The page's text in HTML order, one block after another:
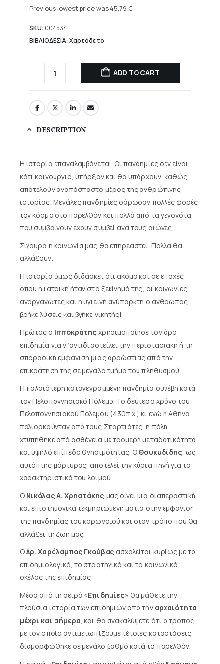
76,32 €.
price
45,79 €.
Previous lowest price was45,79 €.
SKU: 004534
ΒΙΒΛΙΟΔΕΣΙΑ: Χαρτόδετο
ADD TO CART
DESCRIPTION
Η ιστορία επαναλαμβάνεται. Οι πανδημίες δεν είναι
κάτι καινούργιο, υπήρξαν και θα υπάρχουν, καθώς
αποτελούν αναπόσπαστο μέρος της ανθρώπινης
ιστορίας. Μεγάλες πανδημίες σάρωσαν πολλές φορές
τον κόσμο στο παρελθόν και πολλά από τα γεγονότα
που συμβαίνουν έχουν συμβεί ανά τους αιώνες.
Σίγουρα η κοινωνία μας θα επηρεαστεί. Πολλά θα
αλλάξουν.
Η ιστορία όμως διδάσκει ότι ακόμα και σε εποχές
όπου η ιατρική ήταν στο ξεκίνημά της, οι κοινωνίες
ανοργάνωτες και η υγιεινή ανύπαρκτη ο άνθρωπος
βρήκε λύσεις και βγήκε νικητής!
Πρώτος ο Ιπποκράτης χρησιμοποίησε τον όρο
επιδημία για ν ’αντιδιαστείλει την περιστασιακή ή τη
σποραδική εμφάνιση μιας αρρώστιας από την
επικράτηση της σε μεγάλο τμήμα του πληθυσμού.
Η παλαιότερη καταγεγραμμένη πανδημία συνέβη κατά
τον Πελοποννησιακό Πόλεμο. Το δεύτερο χρόνο του
Πελοποννησιακού Πολέμου (430π.χ.) κι ενώ η Αθήνα
πολιορκούνταν από τους Σπαρτιάτες, η πόλη
χτυπήθηκε από ασθένεια με τρομερή μεταδοτικότητα
και υψηλό επίπεδο θνησιμότητας. Ο Θουκυδίδης , ως
αυτόπτης μάρτυρας, αποτελεί την κύρια πηγή για τα
χαρακτηριστικά του λοιμού.
Ο Νικόλας Α. Χρηστάκης μας δίνει μια διαπεραστική
και επιστημονικά τεκμηριωμένη ματιά στην εμφάνιση
της πανδημίας του κορωνοϊού και στον τρόπο που θα
αλλάξει τη ζωή μας.
ΟΔρ. Χαράλαμπος Γκούβας ασχολείται κυρίως με το
επιδημιολογικό, το στρατηγικό και το κοινωνικό
σκέλος της επιδημίας
Μέσα από τη σειρά «Επιδημίες» θα μάθετε την
πλούσια ιστορία των επιδημιών από την αρχαιότητα
μέχρι και σήμερα , και θα ανακαλύψετε ότι ο τρόπος
με τον οποίο αντιμετωπίζουμε τέτοιες καταστάσεις
διαμορφώθηκε σε μεγάλο βαθμό κατά το παρελθόν.